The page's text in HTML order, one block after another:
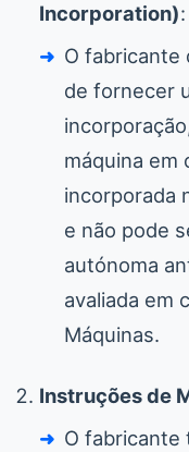
Incorporation):
O fabricante
de fornecer
máquina em
incorporada
e não pode
autónoma
avaliada em
Máquinas.
Instruções de
O